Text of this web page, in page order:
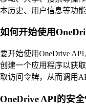
本历史、用户信息等功能
如何开始使用
要开始使用OneDrive
创建一个应用程序以获
取访问令牌，从而调用
OneDrive API的安全